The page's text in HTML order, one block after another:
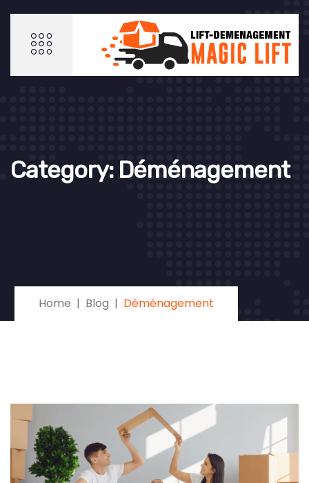
Home Blog Déménagement
Category: Déménagement